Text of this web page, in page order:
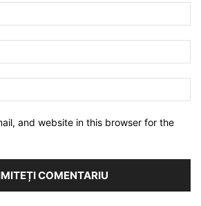
and website in this browser for the